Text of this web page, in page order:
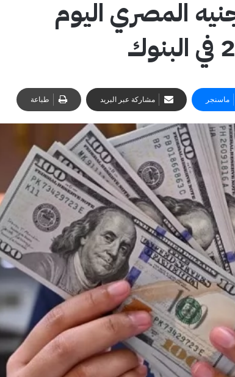
المصري اليوم
ماسنجر مشاركة عبر البريد طباعة